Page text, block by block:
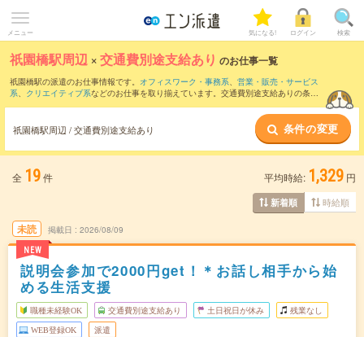
メニュー 気になる! ログイン 検索
祇園橋駅周辺 ×交通費別途支給あり のお仕事一覧
祇園橋駅の派遣のお仕事情報です。 オフィスワーク・事務系、 営業・販売・サービス
系、 クリエイティブ系などのお仕事を取り揃えています。交通費別途支給ありの条件
祇園橋駅周辺 / 交通費別途支給あり 条件の変更
全 19件 平均時給: 1,329 円
新着順 時給順
未読
NEW
掲載日 2026/08/09
説明会参加で2000円get！＊お話し相手から始
める生活支援
職種未経験OK 交通費別途支給あり 土日祝日が休み 残業なし
WEB登録OK 派遣